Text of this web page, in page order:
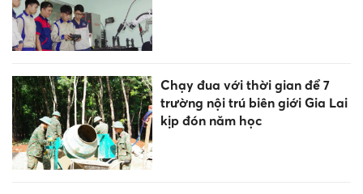
Chạy đua với thời gian để 7
trường nội trú biên giới Gia Lai
kịp đón năm học